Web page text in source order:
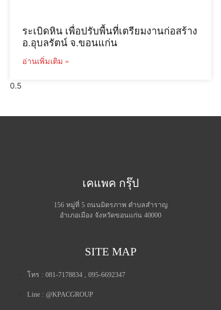
ระเบิดหิน เพื่อปรับพื้นที่เตรียมงานก่อสร้าง
อ.อุบลรัตน์ จ.ขอนแก่น
อ่านเพิ่มเติม »
เคแพค กรุ๊ป
156 หมู่ที่ 5 ถนนมิตรภาพ ตำบลสำราญ
อำเภอเมือง จังหวัดขอนแก่น 40000
SITE MAP
โทร : 081-7178834 , 095-6692347
Line : @KPACGROUP